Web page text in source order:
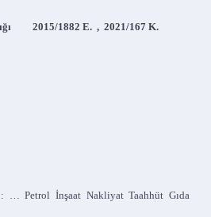
2015/1882 E. , 2021/167 K.
… Petrol İnşaat Nakliyat Taahhüt Gıda